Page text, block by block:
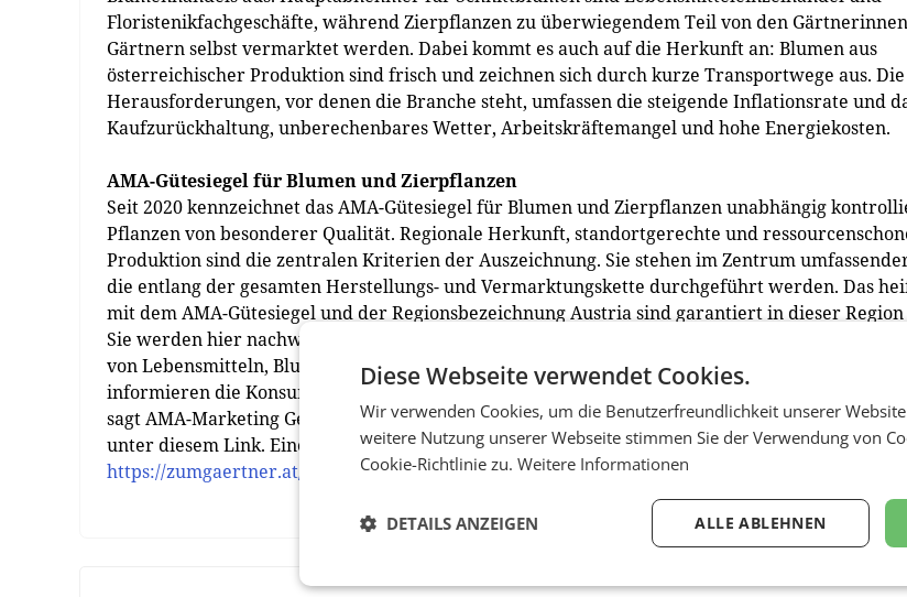
Floristenikfachgeschäfte, während Zierpflanzen zu überwiegendem Teil von den
Gärtnern selbst vermarktet werden. Dabei kommt es auch auf die Herkunft an: Blumen aus
österreichischer Produktion sind frisch und zeichnen sich durch kurze Transportwege aus. Die
Herausforderungen, vor denen die Branche steht, umfassen die steigende Inflationsrate und
Kaufzurückhaltung, unberechenbares Wetter, Arbeitskräftemangel und hohe Energiekosten.
AMA-Gütesiegel für Blumen und Zierpflanzen
Seit 2020 kennzeichnet das AMA-Gütesiegel für Blumen und Zierpflanzen unabhängig
Pflanzen von besonderer Qualität. Regionale Herkunft, standortgerechte und
Produktion sind die zentralen Kriterien der Auszeichnung. Sie stehen im Zentrum
die entlang der gesamten Herstellungs- und Vermarktungskette durchgeführt werden. Das
mit dem AMA-Gütesiegel und der Regionsbezeichnung Austria sind garantiert in dieser Region
Sie werden hier nachweislich getopft, kultiviert, sortiert und verpackt. „Wir setzen uns dafür
von Lebensmitteln, Blumen und Zierpflanzen zu heben. Darum kontrollieren wir die Qualität
informieren die Konsumentinnen und Konsumenten. So unterstützen wir den Absatz unserer
sagt AMA-Marketing Geschäftsführerin Christina Mutenthaler-Sipek. Die teilnehmende
unter diesem Link. Eine Liste österreichischer Gärtnereibetriebe finden Sie unter:
https://zumgaertner.at/gaertnerfinder
Diese Webseite verwendet Cookies.
Wir verwenden Cookies, um die Benutzerfreundlichkeit unserer
weitere Nutzung unserer Webseite stimmen Sie der Verwendung von
Cookie-Richtlinie zu. Weitere Informationen
ALLE ABLEHNEN
DETAILS ANZEIGEN